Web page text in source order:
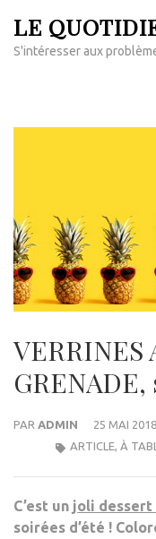
au
contenu
LE
S'intéresser aux
VERRINES
PAR ADMIN 25 MAI 2018
ARTICLE À
C’est un joli dessert
soirées d’été !